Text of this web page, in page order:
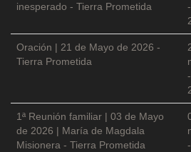
inesperado - Tierra Prometida
-
Oración | 21 de Mayo de 2026 -
Tierra Prometida
-
1ª Reunión familiar | 03 de Mayo
de 2026 | María de Magdala
Misionera - Tierra Prometida
-